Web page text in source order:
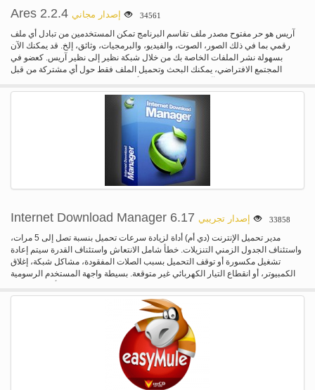
Ares 2.2.4 إصدار مجاني 34561
آريس هو حر مفتوح مصدر ملف تقاسم البرنامج تمكن المستخدمين من تبادل أي ملف
رقمي بما في ذلك الصور، الصوت، والفيديو، والبرمجيات، وثائق، إلخ. قد يمكنك الآن
بسهولة نشر الملفات الخاصة بك من خلال شبكة نظير إلى نظير آريس. كعضو في
المجتمع الافتراضي، يمكنك البحث وتحميل الملف فقط حول أي مشتركة من قبل
شوتكاست. مع آريس يمكنك أيضا الانضمام إلى غرف الدردشة أو استضافة القناة الخاصة
بك والتعرف على أصدقاء جدد. مولتيسورسي بسرعة تحميل مكتبة قوية المنظم المدمج
في مشغل الصوت/الفيديو تبادل الملفات غرف الدردشة
Internet Download Manager 6.17 إصدار تجريبي 33858
مدير تحميل الإنترنت (دي أم) أداة لزيادة سرعات تحميل بنسبة تصل إلى 5 مرات،
واستئناف الجدول الزمني التنزيلات. خطأ شامل الانتعاش واستئناف القدرة سيتم إعادة
تشغيل مكسورة أو توقف التحميل بسبب الصلات المفقودة، مشاكل شبكة، إغلاق
الكمبيوتر، أو انقطاع التيار الكهربائي غير متوقعة. بسيطة واجهة المستخدم الرسومية
ميزات ذكية دينامية تجزئة الملف والآمنة متعددة تنزيل التكنولوجيا تسريع التحميل
الخاص بك. مدير تحميل الإنترنت يدعم الملقمات الوكيلة، بروتوكول نقل الملفات
والمتشعب البروتوكولات، جدران الحماية والموجهات، ملفات تعريف الارتباط، إذن،
Internet Explorer، Netscape، MSN Explorer، أمريكا أون لاين، أوبرا، موزيلا، موزيلا
فايرفوكس، موزيلا فيريبيرد، متصفح أفانت، MyIE2، وجميع المتصفحات الشعبية الأخرى